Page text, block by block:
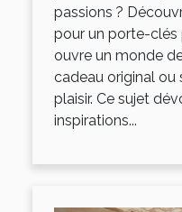
passions ?
pour un porte-clés
ouvre un monde
cadeau original ou
plaisir. Ce sujet
inspirations...